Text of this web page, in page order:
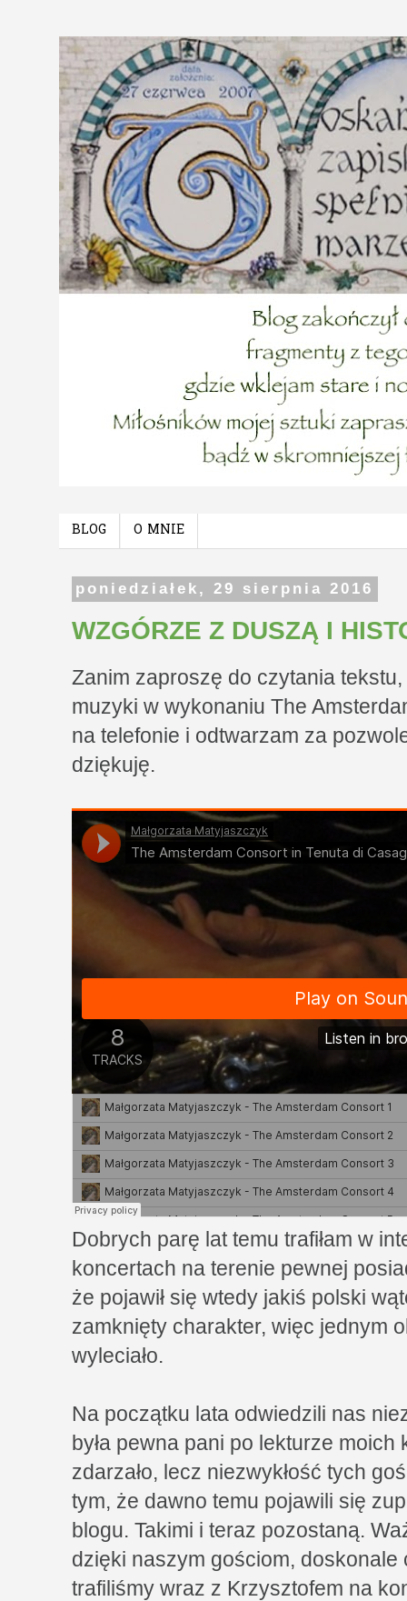
BLOG O MNIE
poniedziałek, 29 sierpnia 2016
WZGÓRZE Z DUSZĄ I
Zanim zaproszę do czytania
muzyki w wykonaniu The
na telefonie i odtwarzam za
dziękuję.
Dobrych parę lat temu trafiłam w
koncertach na terenie pewnej
że pojawił się wtedy jakiś polski
zamknięty charakter, więc jednym
wyleciało.
Na początku lata odwiedzili nas
była pewna pani po lekturze
zdarzało, lecz niezwykłość tych
tym, że dawno temu pojawili się
blogu. Takimi i teraz pozostaną.
dzięki naszym gościom, doskonale
trafiliśmy wraz z Krzysztofem na